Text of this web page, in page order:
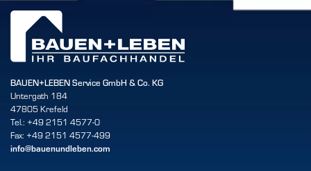
BAUEN+LEBEN Service GmbH & Co. KG
Untergath 184
47805 Krefeld
Tel.: +49 2151 4577-0
Fax: +49 2151 4577-499
info@bauenundleben.com